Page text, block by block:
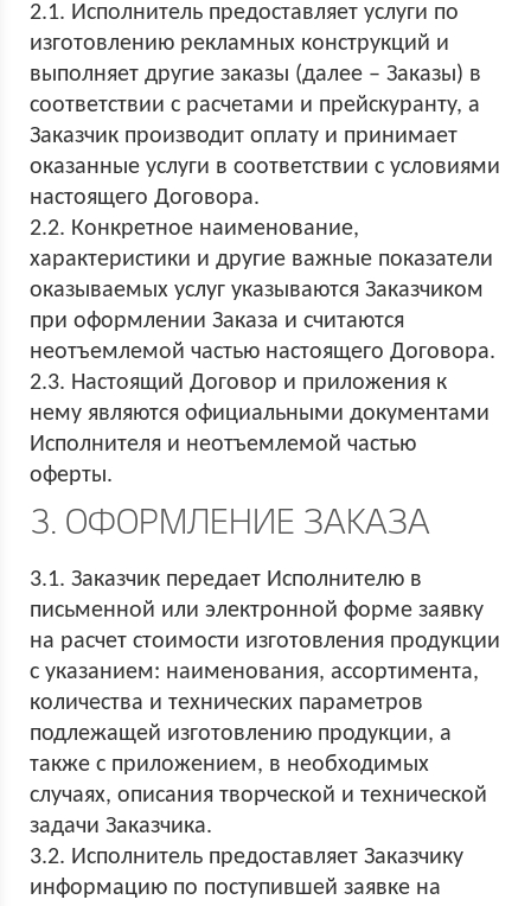
2.1. Исполнитель предоставляет услуги по
изготовлению рекламных конструкций и
выполняет другие заказы (далее – Заказы) в
соответствии с расчетами и прейскуранту, а
Заказчик производит оплату и принимает
оказанные услуги в соответствии с условиями
настоящего Договора.
2.2. Конкретное наименование,
характеристики и другие важные показатели
оказываемых услуг указываются Заказчиком
при оформлении Заказа и считаются
неотъемлемой частью настоящего Договора.
2.3. Настоящий Договор и приложения к
нему являются официальными документами
Исполнителя и неотъемлемой частью
оферты.
3. ОФОРМЛЕНИЕ ЗАКАЗА
3.1. Заказчик передает Исполнителю в
письменной или электронной форме заявку
на расчет стоимости изготовления продукции
с указанием: наименования, ассортимента,
количества и технических параметров
подлежащей изготовлению продукции, а
также с приложением, в необходимых
случаях, описания творческой и технической
задачи Заказчика.
3.2. Исполнитель предоставляет Заказчику
информацию по поступившей заявке на